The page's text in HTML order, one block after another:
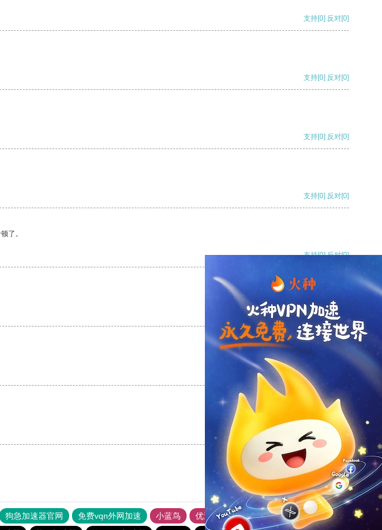
支持[0] 反对[0]
支持[0] 反对[0]
支持[0] 反对[0]
支持[0] 反对[0]
了。
支持[0] 反对[0]
支持[0] 反对
支持
支持 反对 [0]
狗急加速器官网 免费vqn外网加速 小蓝鸟 优途加速器官网 风驰加速器
旋风加速器